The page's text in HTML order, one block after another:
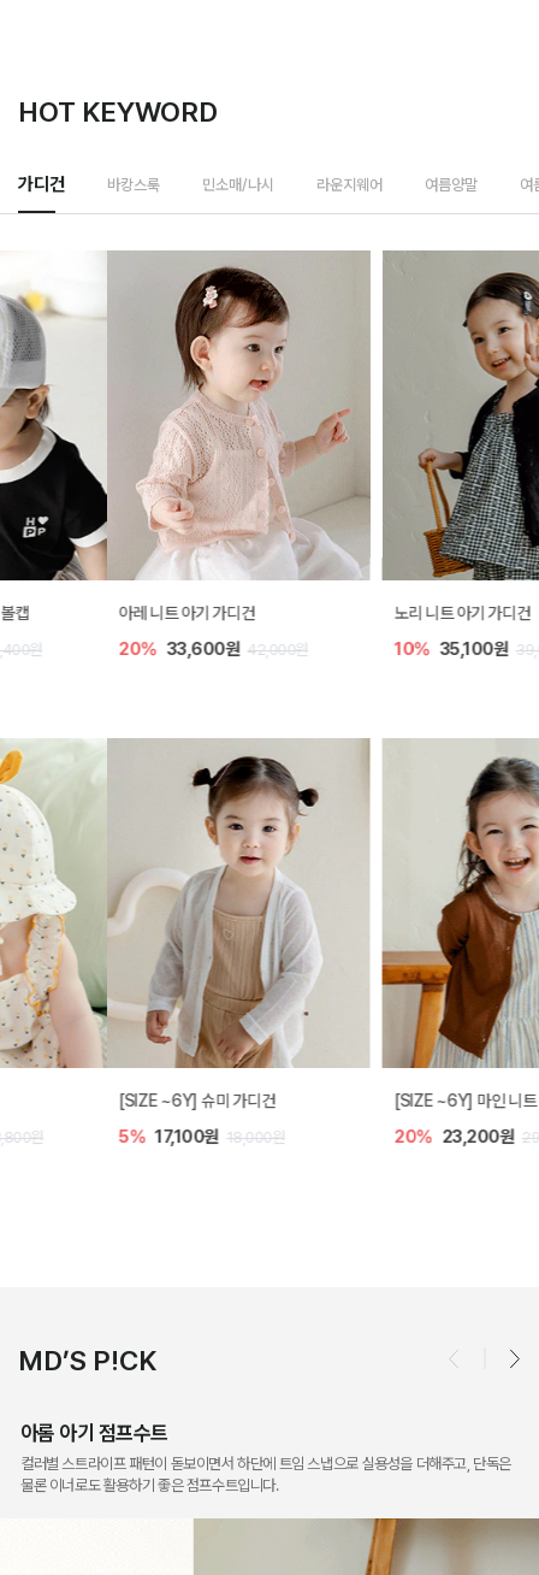
HOT KEYWORD
가디건 바캉스룩 민소매/나시 라운지웨어 여름양말 여
아레 니트 아기 가디건
20% 33,600원 42,000원
노리 니트 아기 가디건
10% 35,100원 39,000원
[SIZE ~6Y] 슈미 가디건
5% 18,000원
[SIZE ~6Y] 마인 니트 가디건
23,200원 29,000원
MD’S P!CK
아롬 아기 점프수트
컬러별 스트라이프 패턴이 돋보이면서 하단에 트임 스냅으로 실용성을 더해주고, 단독은
물론 이너로도 활용하기 좋은 점프수트입니다.